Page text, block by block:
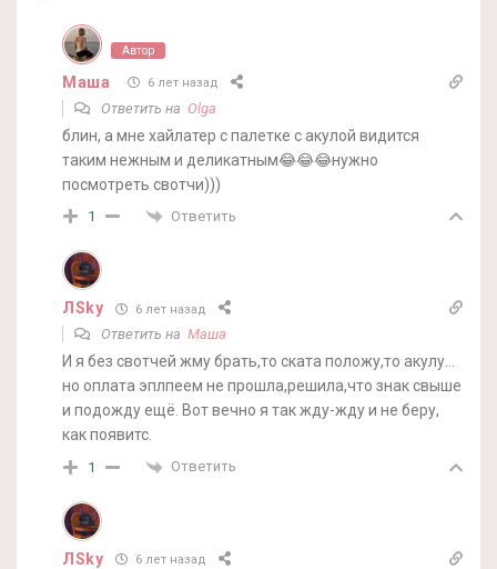
Автор
Маша 6 лет назад
Ответить на Olga
блин, а мне хайлатер с палетке с акулой видится
таким нежным и деликатным😂😂😂нужно
посмотреть свотчи)))
1 Ответить
ЛSky 6 лет назад
Ответить на Маша
И я без свотчей жму брать,то ската положу,то акулу…
но оплата эплпеем не прошла,решила,что знак свыше
и подожду ещё. Вот вечно я так жду-жду и не беру,
как появитс.
1 Ответить
ЛSky 6 лет назад